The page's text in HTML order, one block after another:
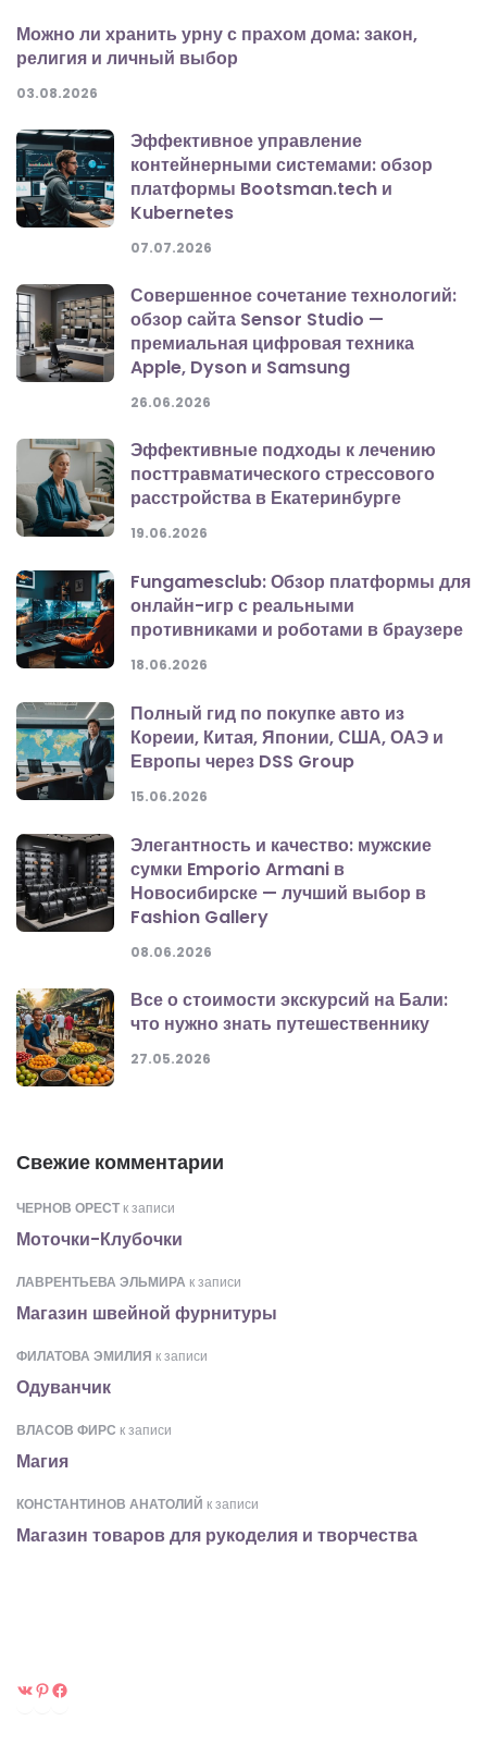
Можно ли хранить урну с прахом дома: закон,
религия и личный выбор
03.08.2026
Эффективное управление
контейнерными системами: обзор
платформы Bootsman.tech и
Kubernetes
07.07.2026
Совершенное сочетание технологий:
обзор сайта Sensor Studio —
премиальная цифровая техника
Apple, Dyson и Samsung
26.06.2026
Эффективные подходы к лечению
посттравматического стрессового
расстройства в Екатеринбурге
19.06.2026
Fungamesclub: Обзор платформы для
онлайн-игр с реальными
противниками и роботами в браузере
18.06.2026
Полный гид по покупке авто из
Кореии, Китая, Японии, США, ОАЭ и
Европы через DSS Group
15.06.2026
Элегантность и качество: мужские
сумки Emporio Armani в
Новосибирске — лучший выбор в
Fashion Gallery
08.06.2026
Все о стоимости экскурсий на Бали:
что нужно знать путешественнику
27.05.2026
Свежие комментарии
ЧЕРНОВ ОРЕСТ к записи
Моточки-Клубочки
ЛАВРЕНТЬЕВА ЭЛЬМИРА к записи
Магазин швейной фурнитуры
ФИЛАТОВА ЭМИЛИЯ к записи
Одуванчик
ВЛАСОВ ФИРС к записи
Магия
КОНСТАНТИНОВ АНАТОЛИЙ к записи
Магазин товаров для рукоделия и творчества
ВКонтакте
Pinterest